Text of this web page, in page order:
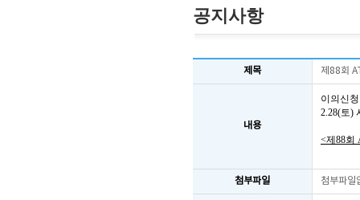
공지사항
제목 제88회
내용
이의신
2.28(토)
<제88회
첨부파일 첨부파일